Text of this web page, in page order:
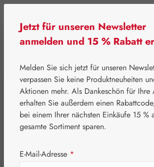
Leitner Lifecare Aromatherapie
Eukalyptusöl
Jetzt für unseren Newsletter
anmelden und 15 % Rabatt
Melden Sie sich jetzt für unseren
verpassen Sie keine Produktneuheiten
Aktionen mehr. Als Dankeschön für Ihre
erhalten Sie außerdem einen
bei einem Ihrer nächsten Einkäufe 15 %
gesamte Sortiment sparen.
E-Mail-Adresse *